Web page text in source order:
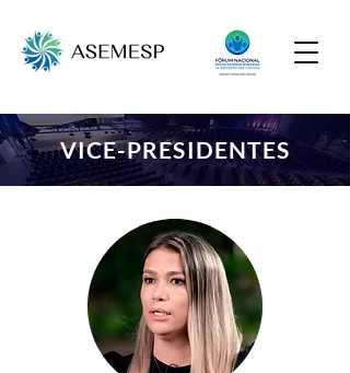
VICE-PRESIDENTES